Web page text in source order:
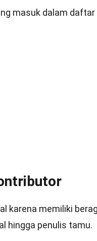
masuk dalam
karena memiliki
hingga penulis tamu.